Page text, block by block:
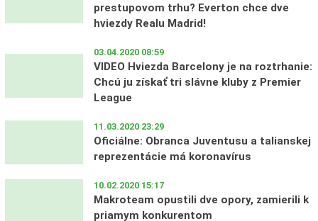
prestupovom trhu? Everton chce dve
hviezdy Realu Madrid!
03.04.2020 08:59
VIDEO Hviezda Barcelony je na roztrhanie:
Chcú ju získať tri slávne kluby z Premier
League
11.03.2020 23:29
Oficiálne: Obranca Juventusu a talianskej
reprezentácie má koronavírus
10.02.2020 15:17
Makroteam opustili dve opory, zamierili k
priamym konkurentom